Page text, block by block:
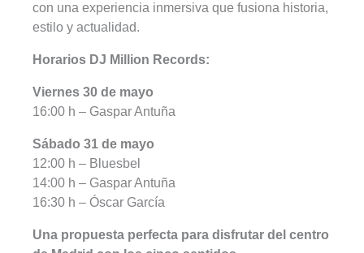
con una experiencia inmersiva que fusiona historia,
estilo y actualidad.
Horarios DJ Million Records:
Viernes 30 de mayo
16:00 h – Gaspar Antuña
Sábado 31 de mayo
12:00 h – Bluesbel
14:00 h – Gaspar Antuña
16:30 h – Óscar García
Una propuesta perfecta para disfrutar del centro